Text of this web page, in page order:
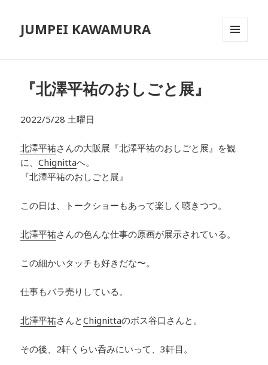
JUMPEI KAWAMURA
『北澤平祐のおしごと展』
2022/5/28 土曜日
北澤平祐さんの大阪展『北澤平祐のおしごと展』を観
に、Chignittaへ。
『北澤平祐のおしごと展』
この日は、トークショーもあって楽しく聴きつつ。
北澤平祐さんの色んな仕事の原画が展示されている。
この細かいタッチも好きだな〜。
仕事もバラ売りしている。
北澤平祐さんとChignittaのボス谷口さんと。
その後、2軒くらい呑みにいって、3軒目。